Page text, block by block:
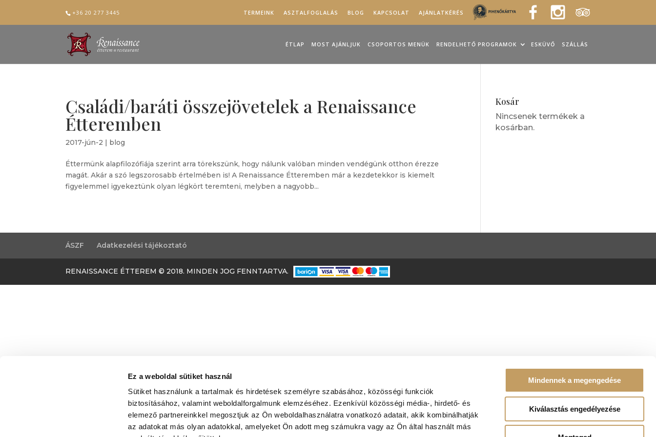
Ez a weboldal sütiket használ
Sütiket használunk a tartalmak és hirdetések személyre szabásához, közösségi funkciók
biztosításához, valamint weboldalforgalmunk elemzéséhez. Ezenkívül közösségi média-, hirdető- és
elemező partnereinkkel megosztjuk az Ön weboldalhasználatra vonatkozó adatait, akik kombinálhatják
az adatokat más olyan adatokkal, amelyeket Ön adott meg számukra vagy az Ön által használt más
Mindennek a megengedése
Kiválasztás engedélyezése
+36 20 277 3445 TERMEINK ASZTALFOGLALÁS BLOG KAPCSOLAT AJÁNLATKÉRÉS
ÉTLAP MOST AJÁNLJUK CSOPORTOS MENÜK RENDELHETŐ PROGRAMOK ESKÜVŐ SZÁLLÁS
Családi/baráti összejövetelek a Renaissance
Étteremben
2017-jún-2 | blog
Éttermünk alapfilozófiája szerint arra törekszünk, hogy nálunk valóban minden vendégünk otthon érezze
magát. Akár a szó legszorosabb értelmében is! A Renaissance Étteremben már a kezdetekkor is kiemelt
figyelemmel igyekeztünk olyan légkört teremteni, melyben a nagyobb...
Kosár
Nincsenek termékek a
kosárban.
ÁSZF Adatkezelési tájékoztató
RENAISSANCE ÉTTEREM © 2018. MINDEN JOG FENNTARTVA.